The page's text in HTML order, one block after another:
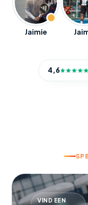
Jaimie
4,6
VIND EEN